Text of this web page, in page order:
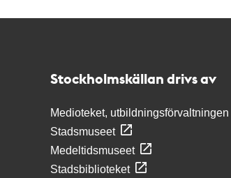
Stockholmskällan drivs av
Medioteket, utbildningsförvaltningen
Stadsmuseet
Medeltidsmuseet
Stadsbiblioteket